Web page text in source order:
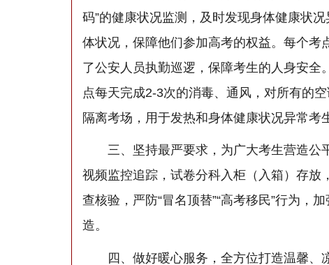
码”的健康状况监测，及时发现身体健康状
体状况，保障他们参加高考的权益。每个
了公安人员执勤巡逻，保障考生的人身安
点每天完成2-3次的消毒、通风，对所有的
隔离考场，用于发热和身体健康状况异常考
三、坚持最严要求，为广大考生营造公平
视频监控追踪，试卷分科入柜（入箱）存
查核验，严防“冒名顶替”“高考移民”行为，
造。
四、做好暖心服务，全方位打造温馨、凉